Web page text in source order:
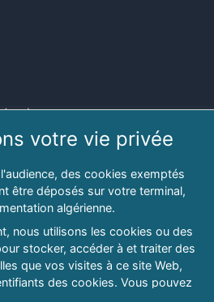
alger.com
votre vie privée
des cookies exemptés
être déposés sur votre terminal,
algérienne.
nous utilisons les cookies ou des
stocker, accéder à et traiter des
que vos visites à ce site Web,
des cookies. Vous pouvez